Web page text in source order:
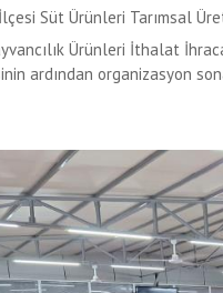
Süt Ürünleri Tarımsal
Ürünleri İthalat
ardından organizasyon